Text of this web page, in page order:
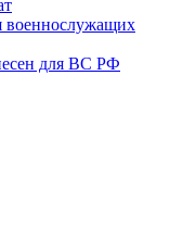
военнослужащих
для ВС РФ